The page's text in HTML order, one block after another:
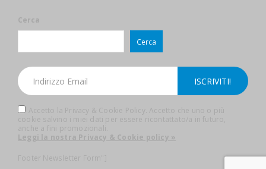
Cerca
Cerca
Accetto la Privacy & Cookie Policy. Accetto che uno o più
cookie salvino i miei dati per essere ricontattato/a in futuro,
anche a fini promozionali.
Leggi la nostra Privacy & Cookie policy »
Footer Newsletter Form"]